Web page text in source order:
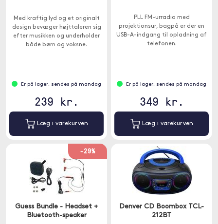
Med kraftig lyd og et originalt
design bevæger højttaleren sig
efter musikken og underholder
både børn og voksne.
Er på lager, sendes på mandag
239 kr.
Læg i varekurven
PLL FM-urradio med
projektionsur, bagpå er der en
USB-A-indgang til opladning af
telefonen.
Er på lager, sendes på mandag
349 kr.
Læg i varekurven
-29%
Guess Bundle - Headset +
Bluetooth-speaker
Denver CD Boombox TCL-
212BT